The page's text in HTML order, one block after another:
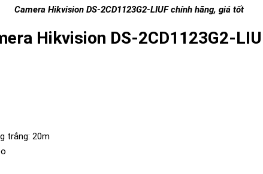
Camera Hikvision DS-2CD1123G2-LIUF chính hãng, giá tốt
Hikvision DS-2CD1123G2-
trắng: 20m